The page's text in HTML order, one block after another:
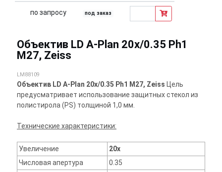
по запросу под заказ
Объектив LD A-Plan 20x/0.35 Ph1
M27, Zeiss
LM88109
Объектив LD A-Plan 20x/0.35 Ph1 M27, Zeiss Цель
предусматривает использование защитных стекол из
полистирола (PS) толщиной 1,0 мм.
Технические характеристики:
Увеличение
20x
Числовая апертура
0.35